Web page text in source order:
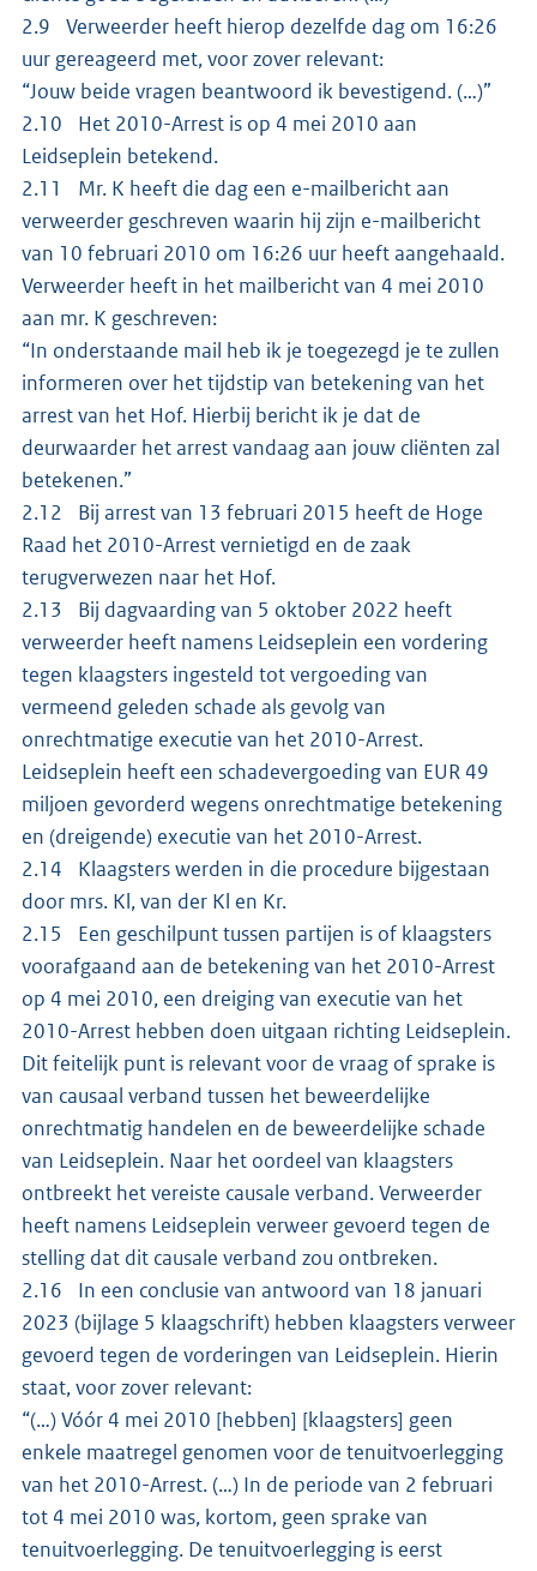
2.9 Verweerder heeft hierop dezelfde dag om 16:26
uur gereageerd met, voor zover relevant:
“Jouw beide vragen beantwoord ik bevestigend. (…)”
2.10 Het 2010-Arrest is op 4 mei 2010 aan
Leidseplein betekend.
2.11 Mr. K heeft die dag een e-mailbericht aan
verweerder geschreven waarin hij zijn e-mailbericht
van 10 februari 2010 om 16:26 uur heeft aangehaald.
Verweerder heeft in het mailbericht van 4 mei 2010
aan mr. K geschreven:
“In onderstaande mail heb ik je toegezegd je te zullen
informeren over het tijdstip van betekening van het
arrest van het Hof. Hierbij bericht ik je dat de
deurwaarder het arrest vandaag aan jouw cliënten zal
betekenen.”
2.12 Bij arrest van 13 februari 2015 heeft de Hoge
Raad het 2010-Arrest vernietigd en de zaak
terugverwezen naar het Hof.
2.13 Bij dagvaarding van 5 oktober 2022 heeft
verweerder heeft namens Leidseplein een vordering
tegen klaagsters ingesteld tot vergoeding van
vermeend geleden schade als gevolg van
onrechtmatige executie van het 2010-Arrest.
Leidseplein heeft een schadevergoeding van EUR 49
miljoen gevorderd wegens onrechtmatige betekening
en (dreigende) executie van het 2010-Arrest.
2.14 Klaagsters werden in die procedure bijgestaan
door mrs. Kl, van der Kl en Kr.
2.15 Een geschilpunt tussen partijen is of klaagsters
voorafgaand aan de betekening van het 2010-Arrest
op 4 mei 2010, een dreiging van executie van het
2010-Arrest hebben doen uitgaan richting Leidseplein.
Dit feitelijk punt is relevant voor de vraag of sprake is
van causaal verband tussen het beweerdelijke
onrechtmatig handelen en de beweerdelijke schade
van Leidseplein. Naar het oordeel van klaagsters
ontbreekt het vereiste causale verband. Verweerder
heeft namens Leidseplein verweer gevoerd tegen de
stelling dat dit causale verband zou ontbreken.
2.16 In een conclusie van antwoord van 18 januari
2023 (bijlage 5 klaagschrift) hebben klaagsters verweer
gevoerd tegen de vorderingen van Leidseplein. Hierin
staat, voor zover relevant:
“(…) Vóór 4 mei 2010 [hebben] [klaagsters] geen
enkele maatregel genomen voor de tenuitvoerlegging
van het 2010-Arrest. (…) In de periode van 2 februari
tot 4 mei 2010 was, kortom, geen sprake van
tenuitvoerlegging. De tenuitvoerlegging is eerst